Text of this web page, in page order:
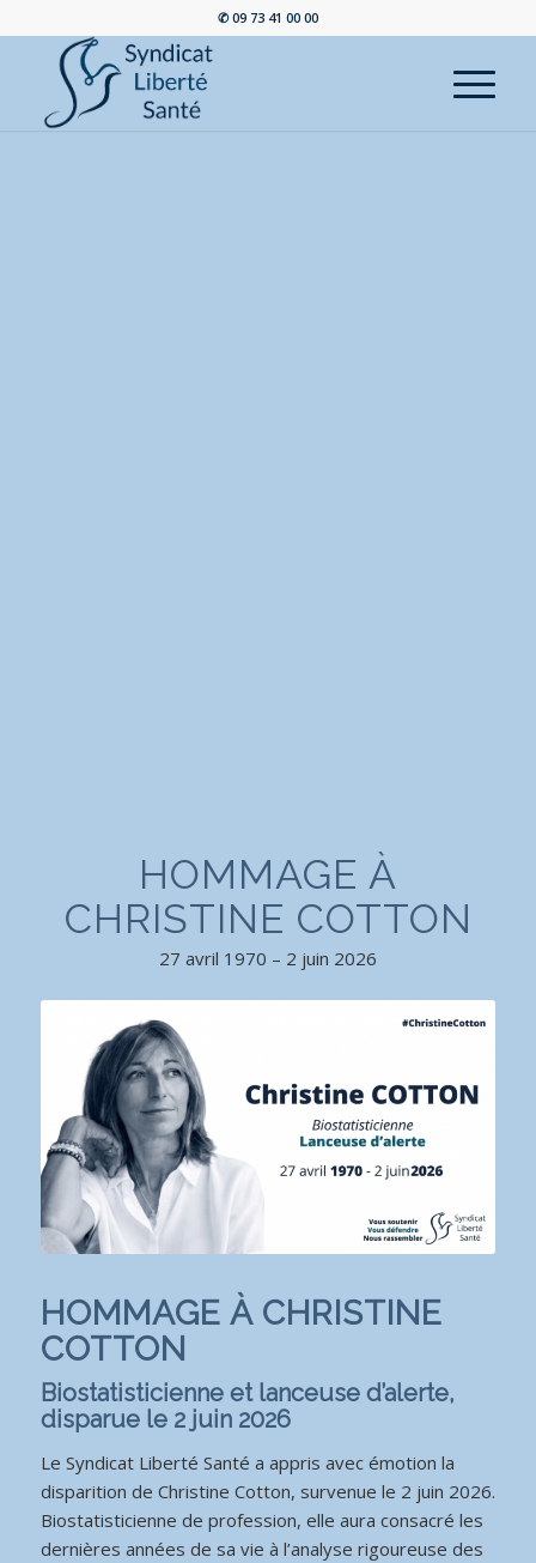
✆ 09 73 41 00 00
HOMMAGE À
CHRISTINE COTTON
27 avril 1970 – 2 juin 2026
HOMMAGE À CHRISTINE
COTTON
Biostatisticienne et lanceuse d’alerte,
disparue le 2 juin 2026
Le Syndicat Liberté Santé a appris avec émotion la
disparition de Christine Cotton, survenue le 2 juin 2026.
Biostatisticienne de profession, elle aura consacré les
dernières années de sa vie à l’analyse rigoureuse des